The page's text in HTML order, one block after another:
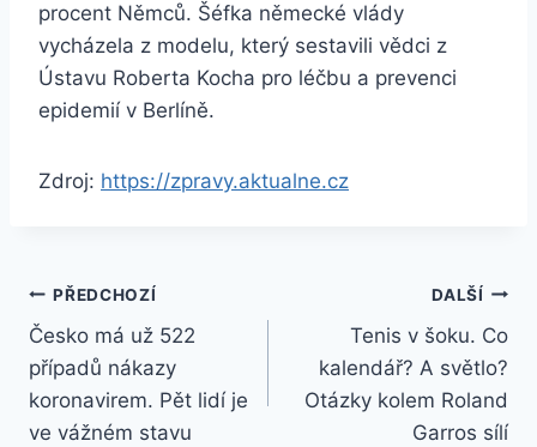
procent Němců. Šéfka německé vlády
vycházela z modelu, který sestavili vědci z
Ústavu Roberta Kocha pro léčbu a prevenci
epidemií v Berlíně.
Zdroj: https://zpravy.aktualne.cz
Navigace
pro
příspěvek
PŘEDCHOZÍ
Česko má už 522
případů nákazy
koronavirem. Pět lidí je
ve vážném stavu
DALŠÍ
Tenis v šoku. Co
kalendář? A světlo?
Otázky kolem Roland
Garros sílí